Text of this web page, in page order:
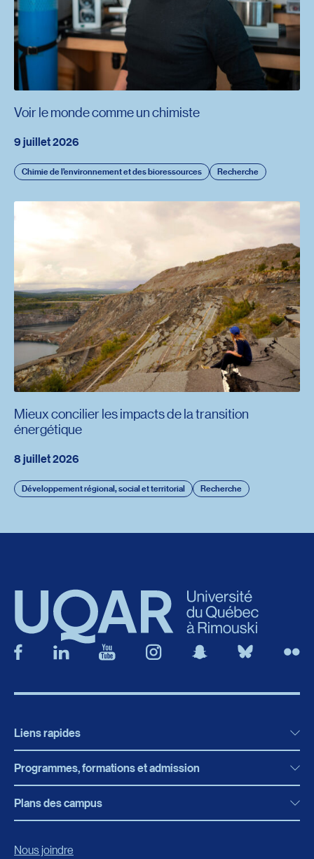
9 juillet 2026
Chimie de l’environnement et des bioressources Recherche
Voir le monde comme un chimiste
8 juillet 2026
Développement régional, social et territorial Recherche
Mieux concilier les impacts de la transition
énergétique
Liens rapides
Actualités
Bibliothèque
Programmes, formations et admission
Programmes, formations et admission
Plans des campus
Nous joindre